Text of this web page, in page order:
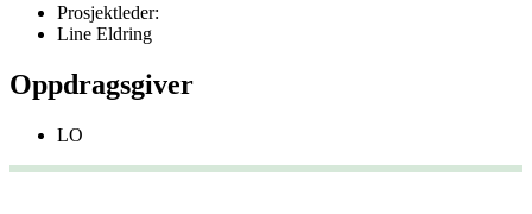
Prosjektleder:
Line Eldring
Oppdragsgiver
LO